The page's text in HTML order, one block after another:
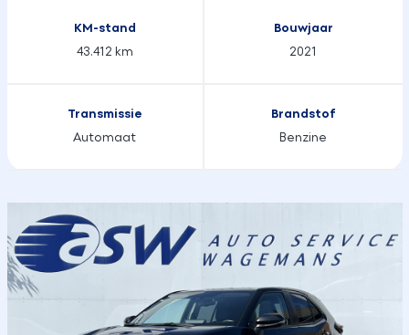
KM-stand
43.412 km
Bouwjaar
2021
Transmissie
Automaat
Brandstof
Benzine